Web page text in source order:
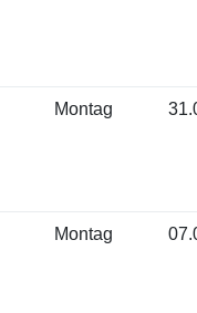
Montag
Montag